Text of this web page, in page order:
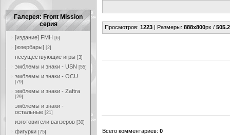
Галерея: Front Mission
серия
[издание] FMH [6]
[юзербары] [2]
несуществующие игры [3]
эмблемы и знаки - USN [55]
эмблемы и знаки - OCU
[79]
эмблемы и знаки - Zaftra
[29]
эмблемы и знаки -
остальные [21]
изготовители ванзеров [30]
фигурки [75]
Просмотров: 1223 | Размеры: 888x800px / 505.2
Всего комментариев: 0